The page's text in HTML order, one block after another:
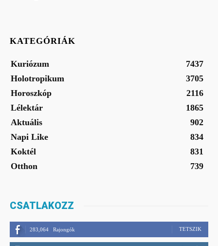
KATEGÓRIÁK
Kuriózum
7437
Holotropikum
3705
Horoszkóp
2116
Lélektár
1865
Aktuális
902
Napi Like
834
Koktél
831
Otthon
739
CSATLAKOZZ
283,064 Rajongók TETSZIK